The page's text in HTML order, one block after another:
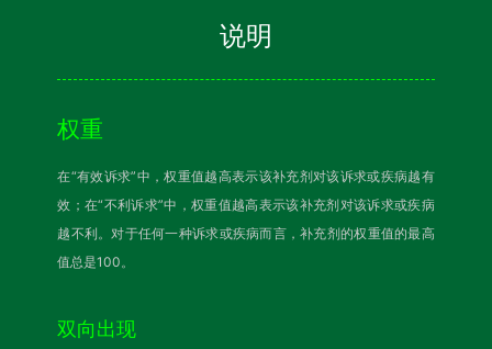
说明
权重
在“有效诉求”中，权重值越高表示该补充剂对该诉求或疾病越有
效；在“不利诉求”中，权重值越高表示该补充剂对该诉求或疾病
越不利。对于任何一种诉求或疾病而言，补充剂的权重值的最高
值总是100。
双向出现